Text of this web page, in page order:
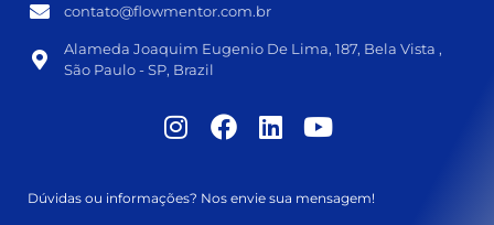
contato@flowmentor.com.br​
Alameda Joaquim Eugenio De Lima, 187, Bela Vista ,
São Paulo - SP, Brazil
Dúvidas ou informações? Nos envie sua mensagem!